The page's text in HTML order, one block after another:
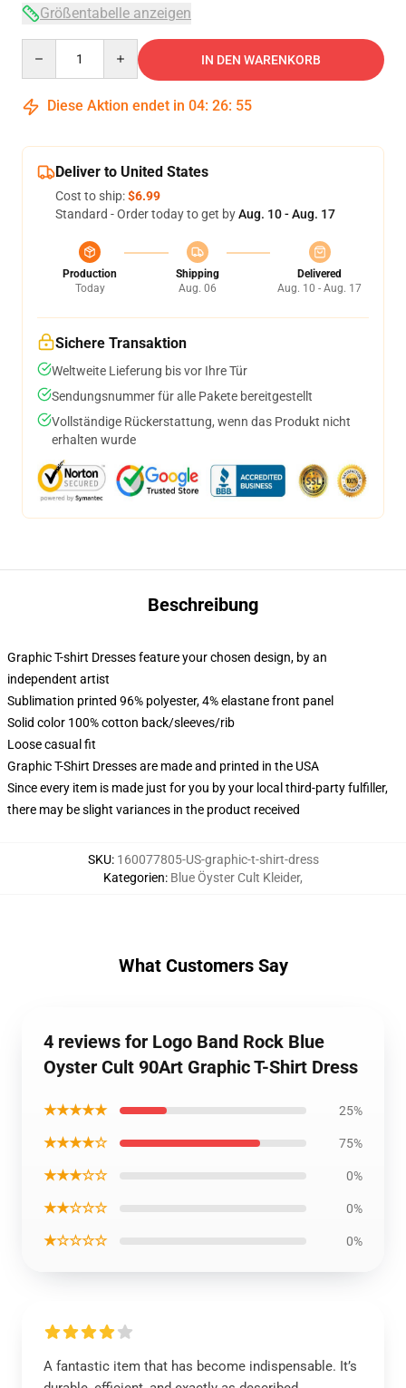
Größentabelle anzeigen
IN DEN WARENKORB
Diese Aktion endet in 04: 26: 54
Deliver to United States
Cost to ship:$6.99
Standard - Order today to get byAug. 10 - Aug. 17
Production
Today
Shipping
Aug. 06
Delivered
Aug. 10 - Aug. 17
Sichere Transaktion
Weltweite Lieferung bis vor Ihre Tür
Sendungsnummer für alle Pakete bereitgestellt
Vollständige Rückerstattung, wenn das Produkt nicht
erhalten wurde
Beschreibung
Graphic T-shirt Dresses feature your chosen design, by an
independent artist
Sublimation printed 96% polyester, 4% elastane front panel
Solid color 100% cotton back/sleeves/rib
Loose casual fit
Graphic T-Shirt Dresses are made and printed in the USA
Since every item is made just for you by your local third-party fulfiller,
there may be slight variances in the product received
SKU: 160077805-US-graphic-t-shirt-dress
Kategorien: Blue Öyster Cult Kleider,
What Customers Say
4 reviews for Logo Band Rock Blue
Oyster Cult 90Art Graphic T-Shirt Dress
★★★★★ 25%
★★★★☆ 75%
★★★☆☆ 0%
★★☆☆☆ 0%
★☆☆☆☆ 0%
A fantastic item that has become indispensable. It’s